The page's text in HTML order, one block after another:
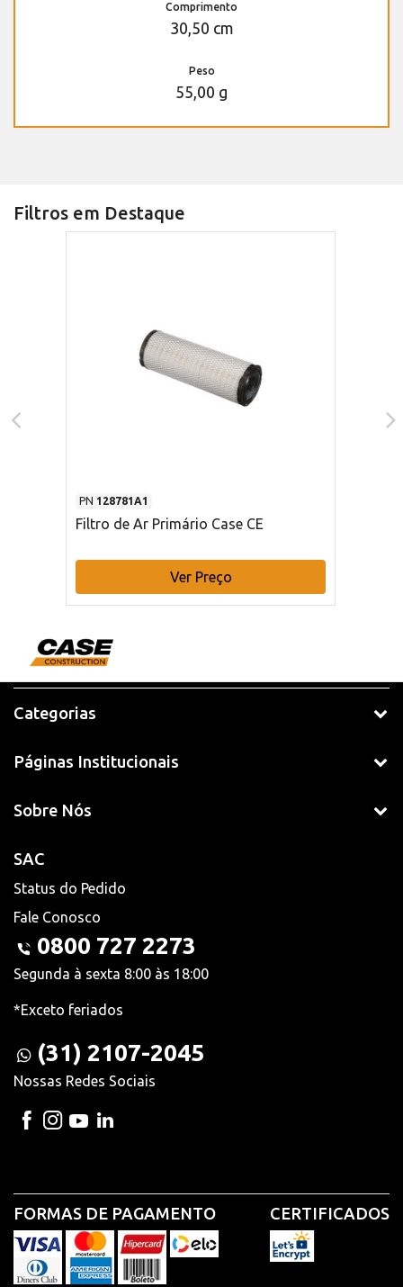
Comprimento
30,50 cm
Peso
55,00 g
Filtros em Destaque
PN 128781A1
Filtro de Ar Primário Case CE
Ver Preço
Categorias
Páginas Institucionais
Sobre Nós
SAC
Status do Pedido
Fale Conosco
0800 727 2273
Segunda à sexta 8:00 às 18:00
*Exceto feriados
(31) 2107-2045
Nossas Redes Sociais
FORMAS DE PAGAMENTO CERTIFICADOS